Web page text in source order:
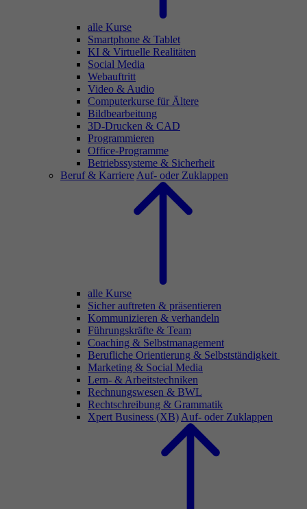
alle Kurse
Smartphone & Tablet
KI & Virtuelle Realitäten
Social Media
Webauftritt
Video & Audio
Computerkurse für Ältere
Bildbearbeitung
3D-Drucken & CAD
Programmieren
Office-Programme
Betriebssysteme & Sicherheit
Beruf & Karriere Auf- oder Zuklappen
alle Kurse
Sicher auftreten & präsentieren
Kommunizieren & verhandeln
Führungskräfte & Team
Coaching & Selbstmanagement
Berufliche Orientierung & Selbstständigkeit
Marketing & Social Media
Lern- & Arbeitstechniken
Rechnungswesen & BWL
Rechtschreibung & Grammatik
Xpert Business (XB) Auf- oder Zuklappen